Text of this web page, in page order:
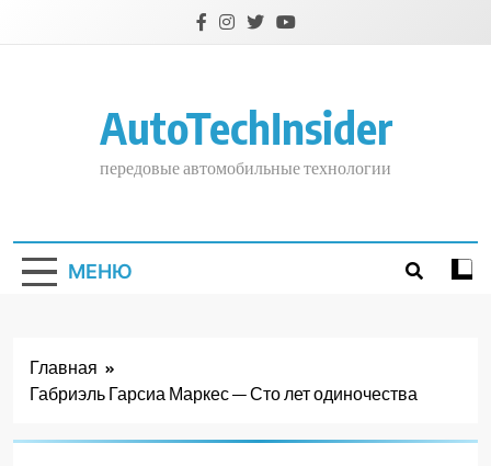
AutoTechInsider
передовые автомобильные технологии
МЕНЮ
Главная
Габриэль Гарсиа Маркес — Сто лет одиночества